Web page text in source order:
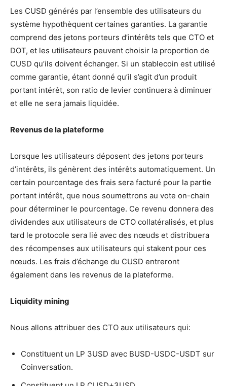
Les CUSD générés par l’ensemble des utilisateurs du
système hypothèquent certaines garanties. La garantie
comprend des jetons porteurs d’intérêts tels que CTO et
DOT, et les utilisateurs peuvent choisir la proportion de
CUSD qu’ils doivent échanger. Si un stablecoin est utilisé
comme garantie, étant donné qu’il s’agit d’un produit
portant intérêt, son ratio de levier continuera à diminuer
et elle ne sera jamais liquidée.
Revenus de la plateforme
Lorsque les utilisateurs déposent des jetons porteurs
d’intérêts, ils génèrent des intérêts automatiquement. Un
certain pourcentage des frais sera facturé pour la partie
portant intérêt, que nous soumettrons au vote on-chain
pour déterminer le pourcentage. Ce revenu donnera des
dividendes aux utilisateurs de CTO collatéralisés, et plus
tard le protocole sera lié avec des nœuds et distribuera
des récompenses aux utilisateurs qui stakent pour ces
nœuds. Les frais d’échange du CUSD entreront
également dans les revenus de la plateforme.
Liquidity mining
Nous allons attribuer des CTO aux utilisateurs qui:
Constituent un LP 3USD avec BUSD-USDC-USDT sur
Coinversation.